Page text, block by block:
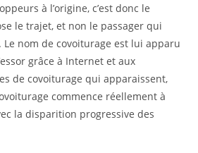
à l’origine, c’est donc le
le trajet, et non le passager qui
nom de covoiturage est lui apparu
grâce à Internet et aux
de covoiturage qui apparaissent,
commence réellement à
la disparition progressive des